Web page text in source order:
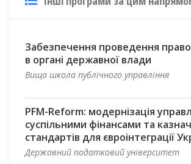
Забезпечення проведення
в органі державної влади
Вища школа публічного управління
PFM-Reform: модернізація
суспільними фінансами та
стандартів для євроінтеграції
Державний податковий університет